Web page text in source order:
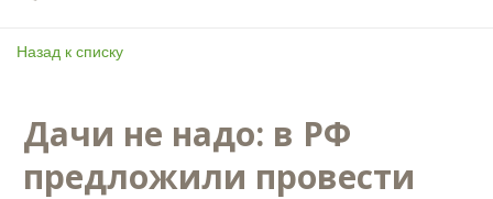
Назад к списку
Дачи не надо: в РФ
предложили провести